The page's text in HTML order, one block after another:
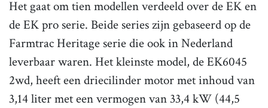
Het gaat om tien modellen verdeeld over de EK en
de EK pro serie. Beide series zijn gebaseerd op de
Farmtrac Heritage serie die ook in Nederland
leverbaar waren. Het kleinste model, de EK6045
2wd, heeft een driecilinder motor met inhoud van
3,14 liter met een vermogen van 33,4 kW (44,5